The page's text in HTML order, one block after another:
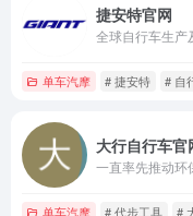
捷安特官网
全球自行车生产
单车汽摩 # 捷安特 # 自
大行自行车官
一直率先推动环
单车汽摩 # 代步工具 #